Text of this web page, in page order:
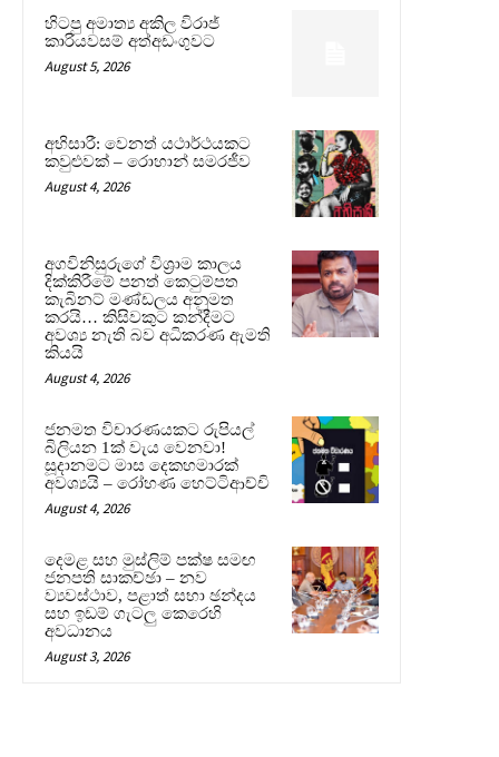
හිටපු අමාත්‍ය අකිල විරාජ්
කාරියවසම් අත්අඩංගුවට
August 5, 2026
අභිසාරී: වෙනත් යථාර්ථයකට
කවුළුවක් – රොහාන් සමරජීව
August 4, 2026
අගවිනිසුරුගේ විශ්‍රාම කාලය
දික්කිරීමේ පනත් කෙටුම්පත
කැබිනට් මණ්ඩලය අනුමත
කරයි… කිසිවකුට කන්දීමට
අවශ්‍ය නැති බව අධිකරණ ඇමති
කියයි
August 4, 2026
ජනමත විචාරණයකට රුපියල්
බිලියන 1ක් වැය වෙනවා!
සූදානමට මාස දෙකහමාරක්
අවශ්‍යයි – රෝහණ හෙට්ටිආච්චි
August 4, 2026
දෙමළ සහ මුස්ලිම් පක්ෂ සමඟ
ජනපති සාකච්ඡා – නව
ව්‍යවස්ථාව, පළාත් සභා ඡන්දය
සහ ඉඩම් ගැටලු කෙරෙහි
අවධානය
August 3, 2026